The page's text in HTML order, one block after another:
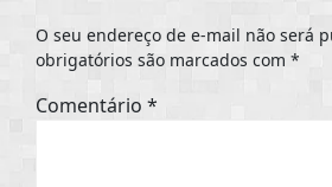
O seu endereço de e-mail não será
obrigatórios são marcados com *
Comentário *